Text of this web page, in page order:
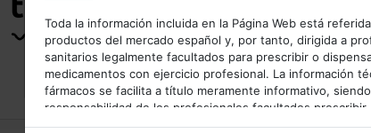
Toda la información incluida en la Página Web está
productos del mercado español y, por tanto, dirigida a
sanitarios legalmente facultados para prescribir o
medicamentos con ejercicio profesional. La información
fármacos se facilita a título meramente informativo, siendo
responsabilidad de los profesionales facultados prescribir
medicamentos y decidir, en cada caso concreto, el
PUBLICIDAD